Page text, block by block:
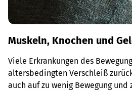
Muskeln, Knochen und
Viele Erkrankungen des
altersbedingten Verschleiß
auch auf zu wenig Bewegung und